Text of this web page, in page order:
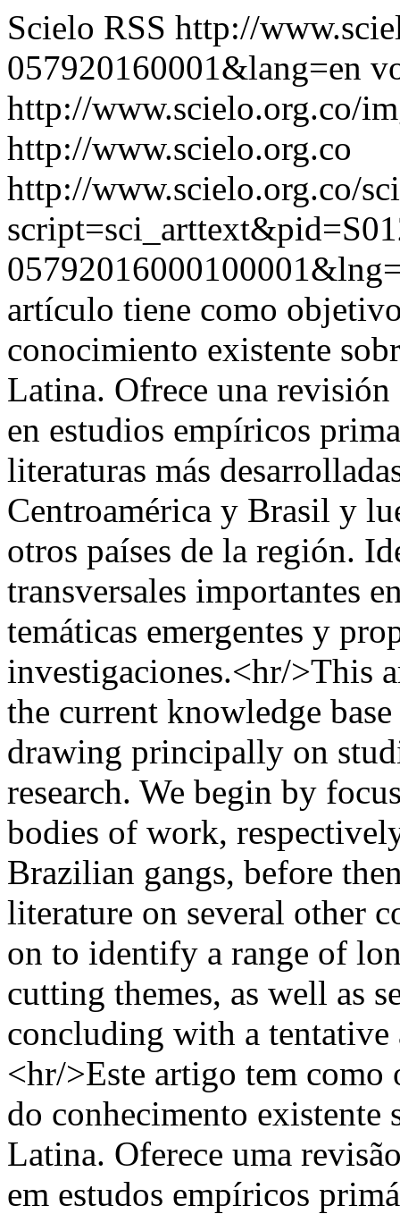
Scielo RSS http://
057920160001&lang=en
http://www.scielo.org.co/
http://www.scielo.org.co
http://www.scielo.org.co/
artículo tiene como
conocimiento existente
Latina. Ofrece una
en estudios empíricos
literaturas más
Centroamérica y Brasil y
otros países de la región.
transversales importantes
temáticas emergentes y
investigaciones.<hr/>This
the current knowledge
drawing principally on
research. We begin by
bodies of work,
Brazilian gangs, before
literature on several other
on to identify a range of
cutting themes, as well as
concluding with a tentative
<hr/>Este artigo tem
do conhecimento existente
Latina. Oferece uma
em estudos empíricos